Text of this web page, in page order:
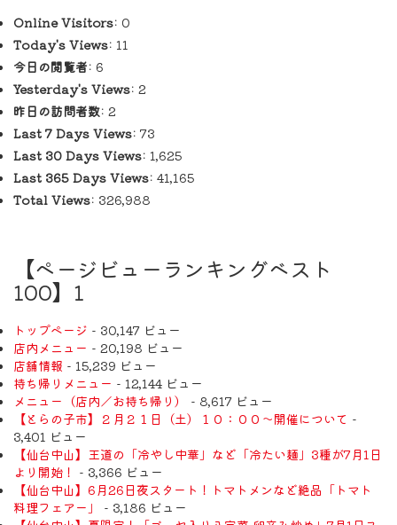
Online Visitors: 0
Today's Views: 11
今日の閲覧者: 6
Yesterday's Views: 2
昨日の訪問者数: 2
Last 7 Days Views: 73
Last 30 Days Views: 1,625
Last 365 Days Views: 41,165
Total Views: 326,988
【ページビューランキングベスト
100】1
トップページ - 30,147 ビュー
店内メニュー - 20,198 ビュー
店舗情報 - 15,239 ビュー
持ち帰りメニュー - 12,144 ビュー
メニュー（店内／お持ち帰り）
- 8,617 ビュー
【とらの子市】２月２１日（土）１０：００～開催について -
3,401 ビュー
【仙台中山】王道の「冷やし中華」など「冷たい麺」3種が7月1日
より開始！ - 3,366 ビュー
【仙台中山】6月26日夜スタート！トマトメンなど絶品「トマト
料理フェアー」
- 3,186 ビュー